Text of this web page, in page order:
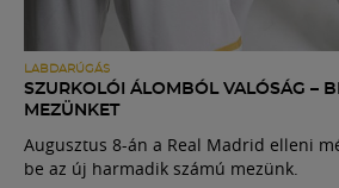
LABDARÚGÁS
SZURKOLÓI ÁLOMBÓL VALÓSÁG –
MEZÜNKET
Augusztus 8-án a Real Madrid elleni
be az új harmadik számú mezünk.